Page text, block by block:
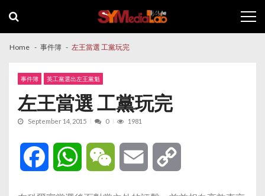
navigation
content
Home 事件簿 左王當選 工黨玩完
事件簿 英工黨選出左王黨魁
左王當選 工黨玩完
September 14, 2015 0 1981
Facebook WhatsAppWeChat Email